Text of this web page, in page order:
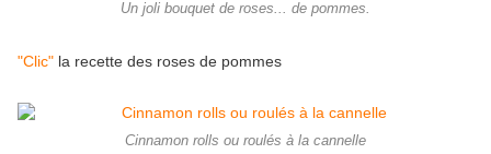
Un joli bouquet de roses... de pommes.
"Clic" la recette des roses de pommes
Cinnamon rolls ou roulés à la cannelle